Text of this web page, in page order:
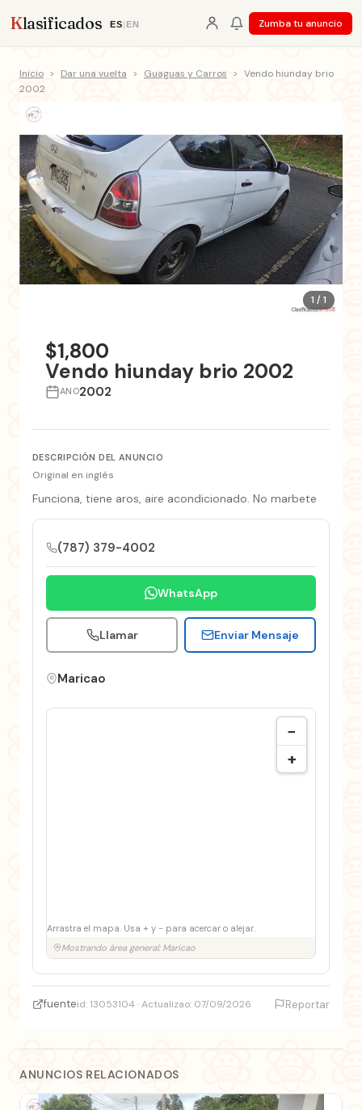
Klasificados ES| EN Zumba tu anuncio
Inicio > Dar una vuelta > Guaguas y Carros > Vendo hiunday brio
2002
1 / 1
$1,800
Vendo hiunday brio 2002
ANO2002
DESCRIPCIÓN DEL ANUNCIO
Original en inglés
Funciona, tiene aros, aire acondicionado. No marbete
(787) 379-4002
WhatsApp
Llamar Enviar Mensaje
Maricao
−
+
Arrastra el mapa. Usa + y − para acercar o alejar.
Mostrando área general: Maricao
fuenteid: 13053104 · Actualizao: 07/09/2026 Reportar
ANUNCIOS RELACIONADOS